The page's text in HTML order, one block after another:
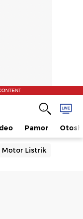
Pamor
Motor Listrik